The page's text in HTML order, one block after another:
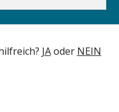
JA oder NEIN